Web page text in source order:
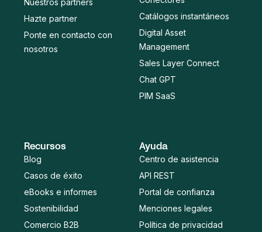
Nuestros partners
Hazte partner
Ponte en contacto con
nosotros
Catálogos instantáneos
Digital Asset
Management
Sales Layer Connect
Chat GPT
PIM SaaS
Recursos
Blog
Casos de éxito
eBooks e informes
Sostenibilidad
Comercio B2B
Ayuda
Centro de asistencia
API REST
Portal de confianza
Menciones legales
Política de privacidad